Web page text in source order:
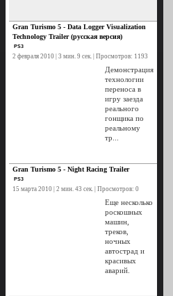
Gran Turismo 5 - Data Logger Visualization
Technology Trailer (русская версия)
PS3
2 февраля 2010 | 3 мин. 9 сек. | Просмотров: 1193
Демонстрация
технологии
переноса в
игру заезда
реального
гонщика по
реальному
тр...
Gran Turismo 5 - Night Racing Trailer
PS3
15 марта 2010 | 2 мин. 43 сек. | Просмотров: 0
Еще несколько
роскошных
машин,
треков,
ночных
автострад и
красивых
аварий.